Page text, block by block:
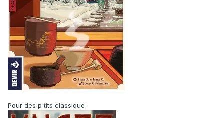
Pour des p'tits classique